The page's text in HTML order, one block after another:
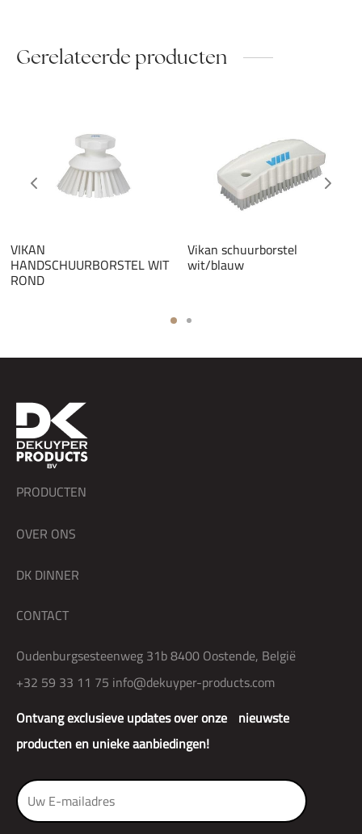
Gerelateerde producten
VIKAN
HANDSCHUURBORSTEL WIT
ROND
Vikan schuurborstel
wit/blauw
Ontvang exclusieve updates over onze nieuwste
producten en unieke aanbiedingen!
PRODUCTEN
OVER ONS
DK DINNER
CONTACT
Oudenburgsesteenweg 31b 8400 Oostende, België
+32 59 33 11 75 info@dekuyper-products.com